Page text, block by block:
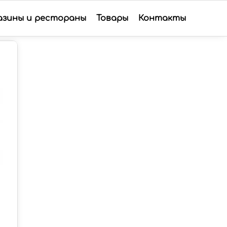
и рестораны Товары Контакты